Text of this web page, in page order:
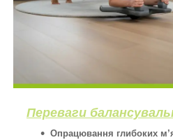
Переваги
Опрацювання глибоких